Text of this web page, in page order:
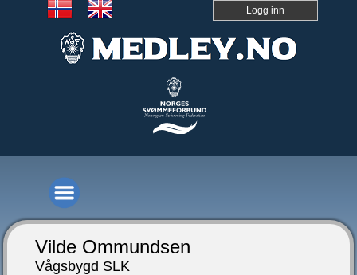
Logg inn
Vilde Ommundsen
Vågsbygd SLK